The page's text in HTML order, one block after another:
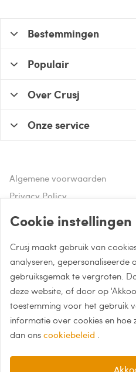
Hulp of advies nodig?
Bel naar 085 - 0043 015
Whatsapp met Crusj
info@crusj.com
Bestemmingen
Populair
Over Crusj
Onze service
Algemene voorwaarden
Privacy Policy
Disclaimer
Cookie instellingen
Crusj maakt gebruik van
analyseren, gepersonaliseerde
gebruiksgemak te vergroten.
deze website, of door op
toestemming voor het gebruik
informatie over cookies en hoe
dan ons cookiebeleid .